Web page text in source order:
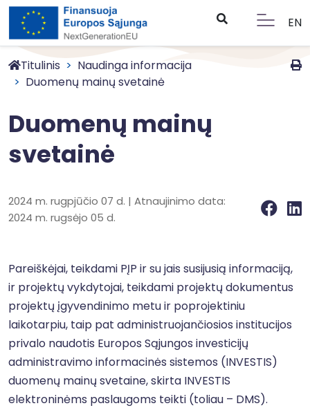
EN
Titulinis
Naudinga informacija
Duomenų mainų svetainė
Duomenų mainų
svetainė
2024 m. rugpjūčio 07 d. | Atnaujinimo data:
2024 m. rugsėjo 05 d.
Pareiškėjai, teikdami PĮP ir su jais susijusią informaciją,
ir projektų vykdytojai, teikdami projektų dokumentus
projektų įgyvendinimo metu ir poprojektiniu
laikotarpiu, taip pat administruojančiosios institucijos
privalo naudotis Europos Sąjungos investicijų
administravimo informacinės sistemos (INVESTIS)
duomenų mainų svetaine, skirta INVESTIS
elektroninėms paslaugoms teikti (toliau – DMS).